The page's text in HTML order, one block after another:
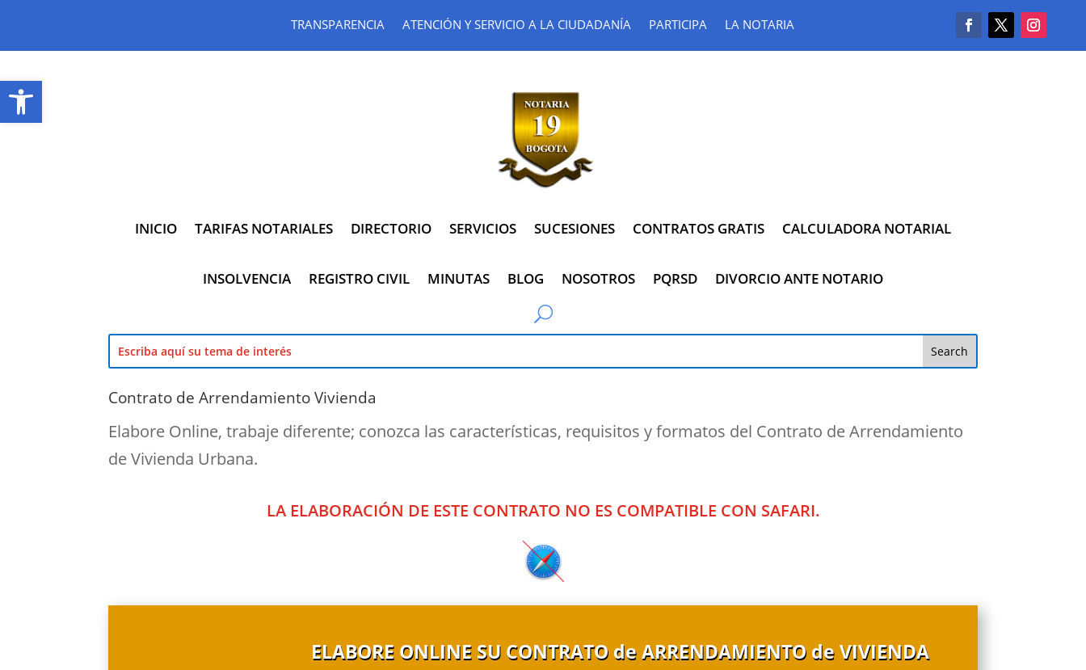
Abrir barra de herramientas
TRANSPARENCIA ATENCIÓN Y SERVICIO A LA CIUDADANÍA PARTICIPA LA NOTARIA
INICIO TARIFAS NOTARIALES DIRECTORIO SERVICIOS SUCESIONES CONTRATOS GRATIS CALCULADORA NOTARIAL
INSOLVENCIA REGISTRO CIVIL MINUTAS BLOG NOSOTROS PQRSD DIVORCIO ANTE NOTARIO
Contrato de Arrendamiento Vivienda
Elabore Online, trabaje diferente; conozca las características, requisitos y formatos del Contrato de Arrendamiento
de Vivienda Urbana.
LA ELABORACIÓN DE ESTE CONTRATO NO ES COMPATIBLE CON SAFARI.
ELABORE ONLINE SU CONTRATO de ARRENDAMIENTO de VIVIENDA